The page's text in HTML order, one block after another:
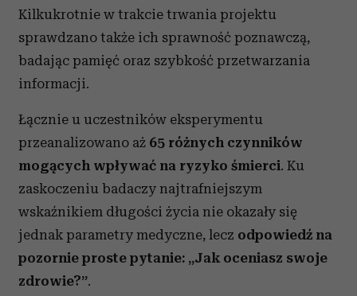
Kilkukrotnie w trakcie trwania projektu
sprawdzano także ich sprawność poznawczą,
badając pamięć oraz szybkość przetwarzania
informacji.
Łącznie u uczestników eksperymentu
przeanalizowano aż 65 różnych czynników
mogących wpływać na ryzyko śmierci. Ku
zaskoczeniu badaczy najtrafniejszym
wskaźnikiem długości życia nie okazały się
jednak parametry medyczne, lecz odpowiedź na
pozornie proste pytanie: „Jak oceniasz swoje
zdrowie?”.